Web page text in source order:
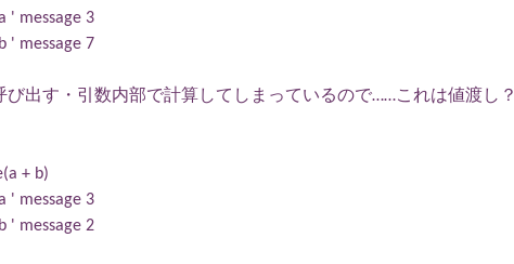
' message 3
' message 7
び出す・引数内部で計算してしまっているので……これは値渡し？
+ b)
' message 3
' message 2